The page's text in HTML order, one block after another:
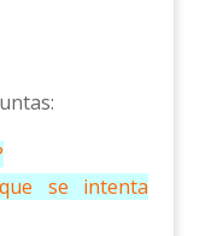
se intenta